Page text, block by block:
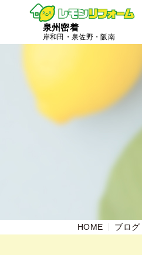
泉州密着
岸和田・泉佐野・阪南
HOME ブログ